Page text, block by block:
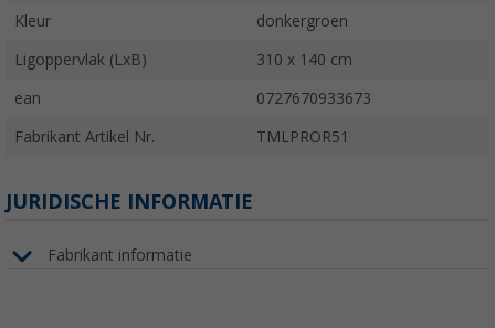
Kleur donkergroen
Ligoppervlak (LxB) 310 x 140 cm
ean 0727670933673
Fabrikant Artikel Nr. TMLPROR51
JURIDISCHE INFORMATIE
Fabrikant informatie